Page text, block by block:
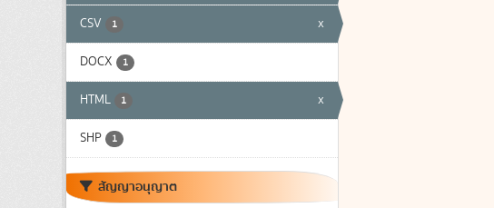
CSV 1 x
DOCX 1
HTML 1 x
SHP 1
สัญญาอนุญาต